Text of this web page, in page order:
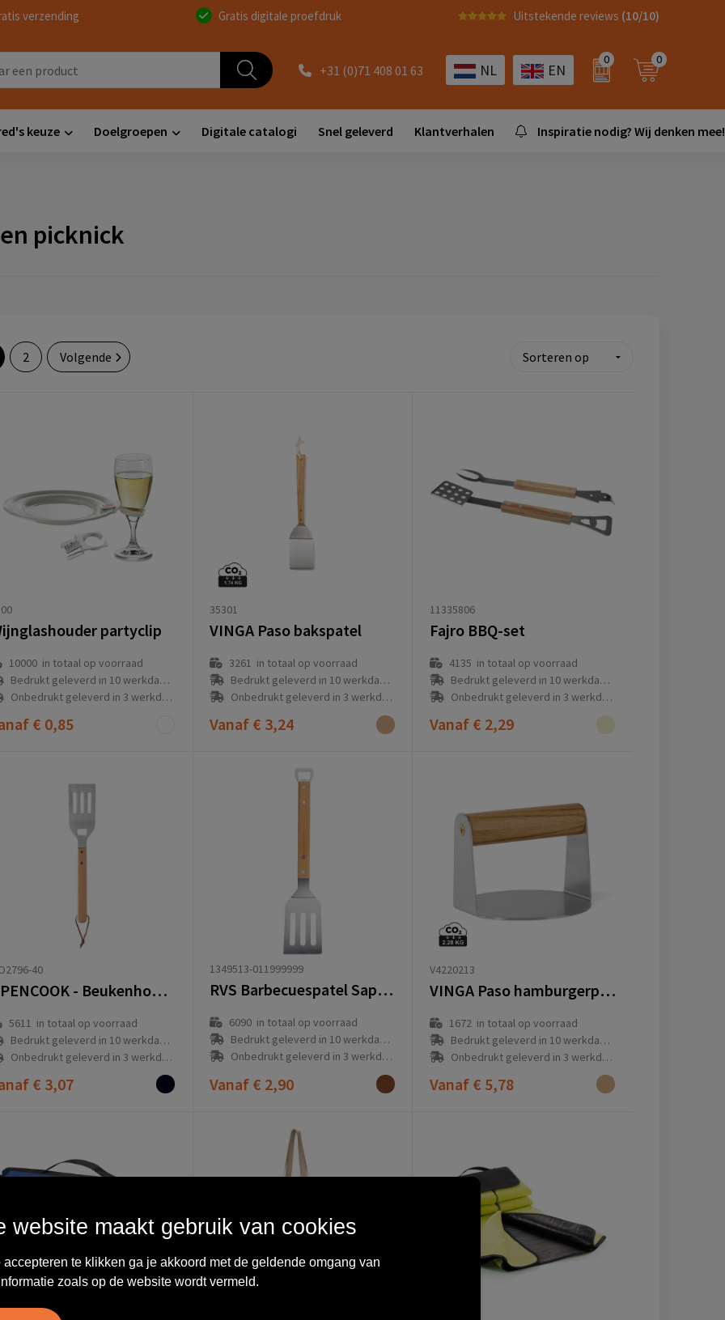
verzending Gratis digitale proefdruk Uitstekende reviews (10/10)
+31 (0)71 408 01 63 NL EN
0 0
keuze Doelgroepen Digitale catalogi Snel geleverd Klantverhalen Inspiratie nodig? Wij denken mee!
picknick
2 Volgende
partyclip
10000in totaal op voorraad
Bedrukt geleverd in 10 werkdag(en)
Onbedrukt geleverd in 3 werkdag(en)
€ 0,85
35301
VINGA Paso bakspatel
3261 in totaal op voorraad
Bedrukt geleverd in 10 werkdag(en)
Onbedrukt geleverd in 3 werkdag(en)
Vanaf € 3,24
11335806
Fajro BBQ-set
4135 in totaal op voorraad
Bedrukt geleverd in 10 werkdag(en)
Onbedrukt geleverd in 3 werkdag(en)
Vanaf € 2,29
40
OPENCOOK - Beukenhout BBQ spatel
5611 in totaal op voorraad
Bedrukt geleverd in 10 werkdag(en)
Onbedrukt geleverd in 3 werkdag(en)
€ 3,07
1349513-011999999
RVS Barbecuespatel Saphira
6090in totaal op voorraad
Bedrukt geleverd in 10 werkdag(en)
Onbedrukt geleverd in 3 werkdag(en)
Vanaf € 2,90
V4220213
VINGA Paso hamburgerpers
1672 in totaal op voorraad
Bedrukt geleverd in 10 werkdag(en)
Onbedrukt geleverd in 3 werkdag(en)
Vanaf € 5,78
website maakt gebruik van cookies
accepteren te klikken ga je akkoord met de geldende omgang van
zoals op de website wordt vermeld.